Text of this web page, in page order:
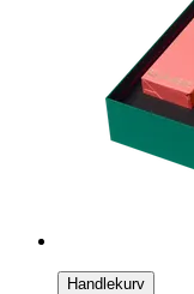
Handlekurv